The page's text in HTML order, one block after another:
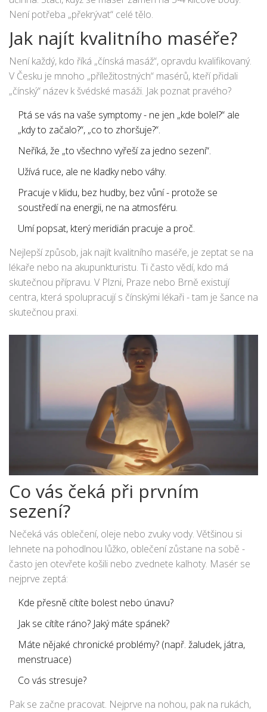
Není potřeba „překrývat“ celé tělo.
Jak najít kvalitního maséře?
Není každý, kdo říká „čínská masáž“, opravdu kvalifikovaný.
V Česku je mnoho „příležitostných“ masérů, kteří přidali
„čínský“ název k švédské masáži. Jak poznat pravého?
Ptá se vás na vaše symptomy - ne jen „kde bolel?“ ale
„kdy to začalo?“, „co to zhoršuje?“.
Neříká, že „to všechno vyřeší za jedno sezení“.
Užívá ruce, ale ne kladky nebo váhy.
Pracuje v klidu, bez hudby, bez vůní - protože se
soustředí na energii, ne na atmosféru.
Umí popsat, který meridián pracuje a proč.
Nejlepší způsob, jak najít kvalitního maséře, je zeptat se na
lékaře nebo na akupunkturistu. Ti často vědí, kdo má
skutečnou přípravu. V Plzni, Praze nebo Brně existují
centra, která spolupracují s čínskými lékaři - tam je šance na
skutečnou praxi.
Co vás čeká při prvním
sezení?
Nečeká vás oblečení, oleje nebo zvuky vody. Většinou si
lehnete na pohodlnou lůžko, oblečení zůstane na sobě -
často jen otevřete košili nebo zvednete kalhoty. Masér se
nejprve zeptá:
Kde přesně cítíte bolest nebo únavu?
Jak se cítíte ráno? Jaký máte spánek?
Máte nějaké chronické problémy? (např. žaludek, játra,
menstruace)
Co vás stresuje?
Pak se začne pracovat. Nejprve na nohou, pak na rukách,